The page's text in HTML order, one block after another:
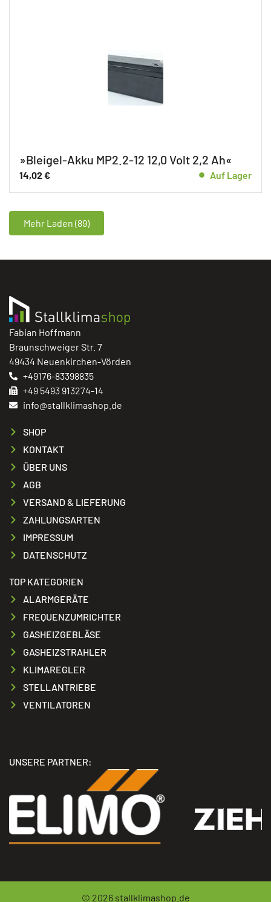
»Bleigel-Akku MP2.2-12 12,0 Volt 2,2 Ah«
14,02 € Auf Lager
Mehr Laden (89)
Fabian Hoffmann
Braunschweiger Str. 7
49434 Neuenkirchen-Vörden
+49176-83398835
+49 5493 913274-14
info@stallklimashop.de
SHOP
KONTAKT
ÜBER UNS
AGB
VERSAND & LIEFERUNG
ZAHLUNGSARTEN
IMPRESSUM
DATENSCHUTZ
TOP KATEGORIEN
ALARMGERÄTE
FREQUENZUMRICHTER
GASHEIZGEBLÄSE
GASHEIZSTRAHLER
KLIMAREGLER
STELLANTRIEBE
VENTILATOREN
UNSERE PARTNER:
© 2026 stallklimashop.de